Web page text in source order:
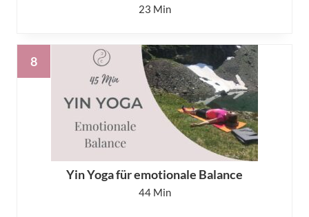
23
Yin Yoga für emotionale Balance
44